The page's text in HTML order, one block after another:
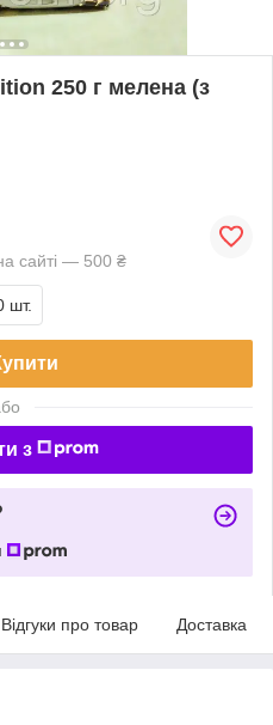
250 г мелена (з
сайті — 500 ₴
шт.
з
Відгуки про товар Доставка